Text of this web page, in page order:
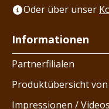
Oder über unser
Informationen
Partnerfilialen
Produktübersicht von
Impressionen / Videos